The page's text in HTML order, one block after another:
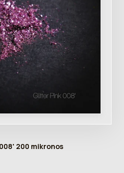
200 mikronos